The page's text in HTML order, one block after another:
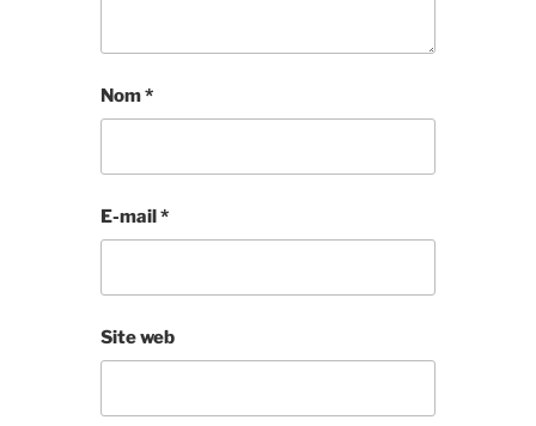
Nom*
E-mail*
Site web